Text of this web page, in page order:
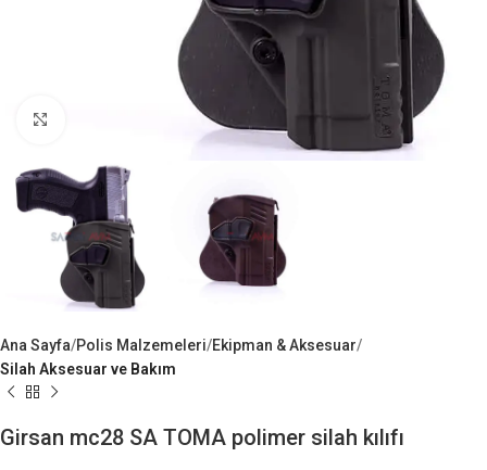
Ana Sayfa Polis Malzemeleri Ekipman & Aksesuar
Silah Aksesuar ve Bakım
Girsan mc28 SA TOMA polimer silah kılıfı